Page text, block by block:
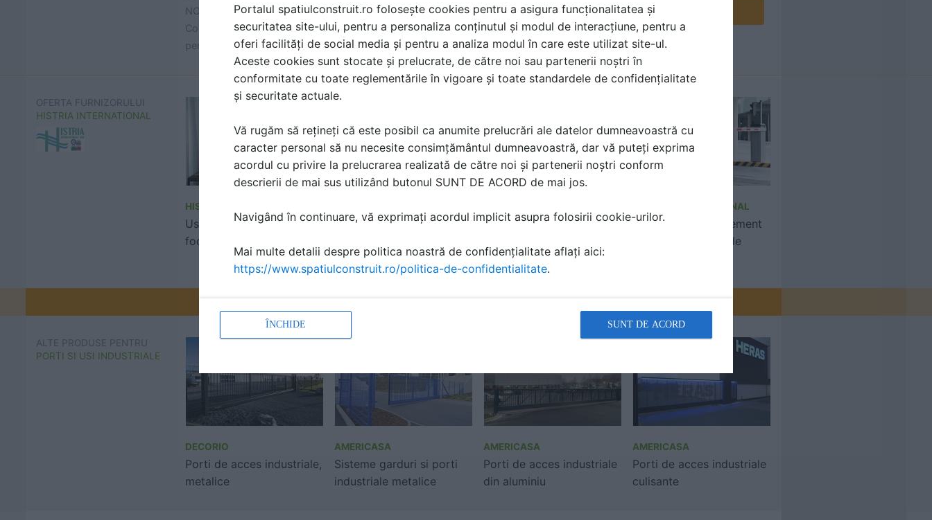
NOVOFERM
Contactează HISTRIA INTERNATIONAL și cere prețuri
pentru proiectul tau.
Cere ofertă
OFERTA FURNIZORULUI
HISTRIA INTERNATIONAL
HISTRIA INTERNATIONAL
Usi vitrate rezistente la
foc, din aluminiu si otel
Usi din lemn pentru
spitale sau retail
Rampe de egalizare
descarcare
HISTRIA INTERNATIONAL
Sisteme de management
dedicate locurilor de
ALTE PRODUSE PENTRU
PORTI SI USI INDUSTRIALE
DECORIO
Porti de acces industriale,
metalice
AMERICASA
Sisteme garduri si porti
industriale metalice
AMERICASA
Porti de acces industriale
din aluminiu
AMERICASA
Porti de acces industriale
culisante
Portalul spatiulconstruit.ro folosește cookies pentru a asigura funcționalitatea și
securitatea site-ului, pentru a personaliza conținutul și modul de interacțiune, pentru a
oferi facilități de social media și pentru a analiza modul în care este utilizat site-ul.
Aceste cookies sunt stocate și prelucrate, de către noi sau partenerii noștri în
conformitate cu toate reglementările în vigoare și toate standardele de confidențialitate
și securitate actuale.
Vă rugăm să rețineți că este posibil ca anumite prelucrări ale datelor dumneavoastră cu
caracter personal să nu necesite consimțământul dumneavoastră, dar vă puteți exprima
acordul cu privire la prelucrarea realizată de către noi și partenerii noștri conform
descrierii de mai sus utilizând butonul SUNT DE ACORD de mai jos.
Navigând în continuare, vă exprimați acordul implicit asupra folosirii cookie-urilor.
Mai multe detalii despre politica noastră de confidențialitate aflați aici:
https://www.spatiulconstruit.ro/politica-de-confidentialitate.
ÎNCHIDE SUNT DE ACORD